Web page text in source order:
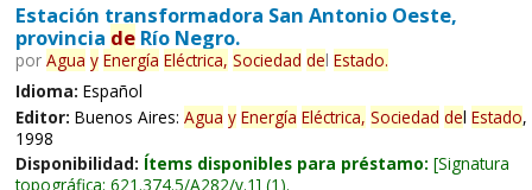
Estación transformadora San Antonio Oeste,
provincia deRío Negro.
por Agua y Energía Eléctrica, Sociedad del Estado.
Idioma: Español
Editor: Buenos Aires: Agua y Energía Eléctrica, Sociedad del Estado,
1998
Disponibilidad: Ítems disponibles para préstamo: Signatura
topográfica: 621.374.5/A282/v.1 (1).